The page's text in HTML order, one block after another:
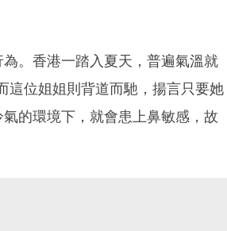
。香港一踏入夏天，普遍氣溫就
這位姐姐則背道而馳，揚言只要她
的環境下，就會患上鼻敏感，故